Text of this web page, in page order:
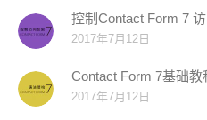
控制Contact Form 7
2017年7月12日
Contact Form 7基础教
2017年7月12日